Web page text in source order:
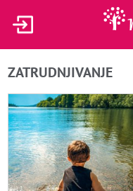
ZATRUDNJIVANJE